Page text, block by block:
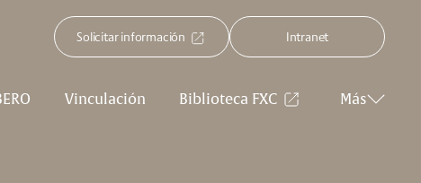
Solicitar información Intranet
Vinculación Biblioteca FXC Más